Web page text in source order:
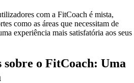
com a FitCoach é mista,
como as áreas que necessitam de
experiência mais satisfatória aos seus
sobre o FitCoach: Uma